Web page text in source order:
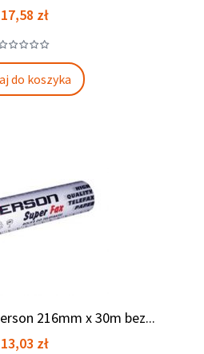
Cena
17,58 zł
do koszyka
216mm x 30m bez...
Cena
13,03 zł